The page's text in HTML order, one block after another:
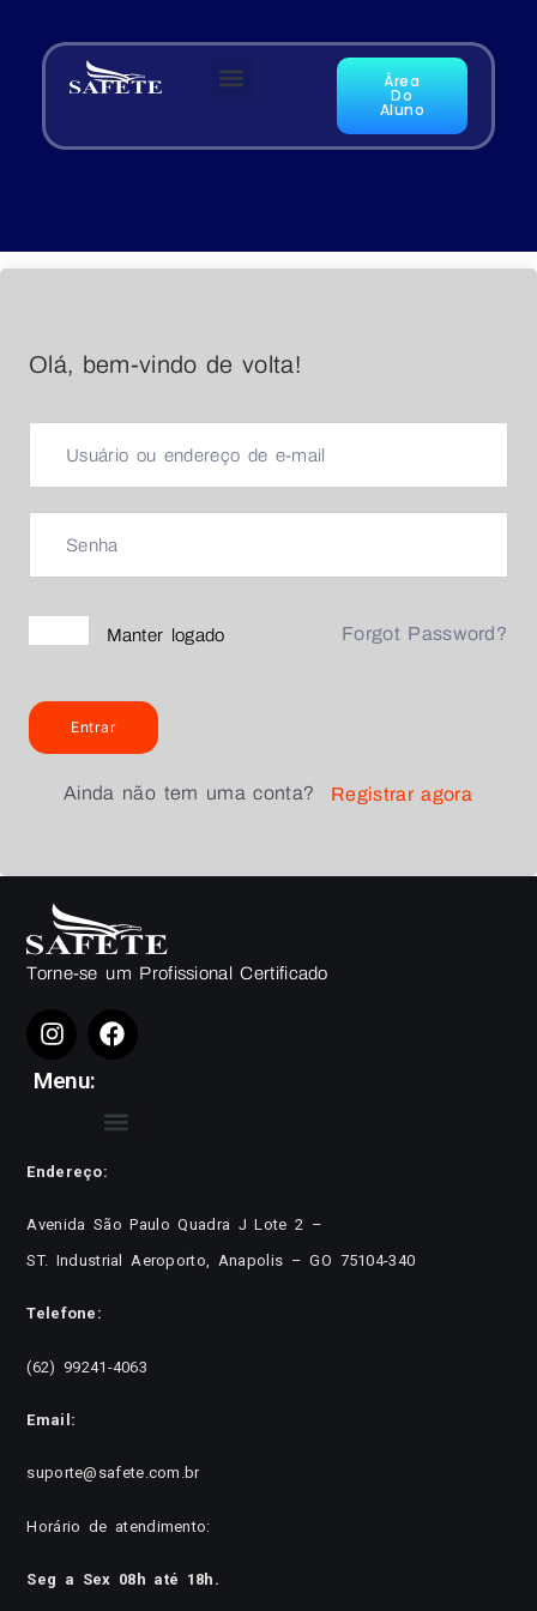
Área
Do
Aluno
Olá, bem-vindo de volta!
Manter logado Forgot Password?
Entrar
Ainda não tem uma conta? Registrar agora
Torne-se um Profissional Certificado
Menu:
Endereço:
Avenida São Paulo Quadra J Lote 2 –
ST. Industrial Aeroporto, Anapolis – GO 75104-340
Telefone:
(62) 99241-4063
Email:
suporte@safete.com.br
Horário de atendimento:
Seg a Sex 08h até 18h.